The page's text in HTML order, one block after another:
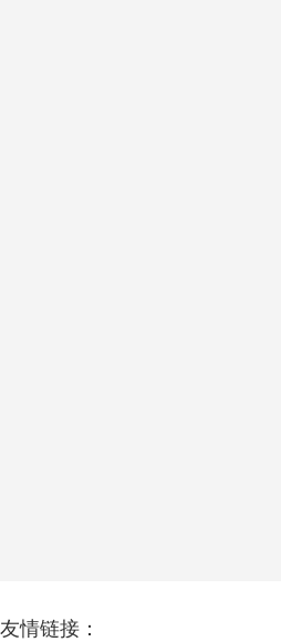
友情链接：